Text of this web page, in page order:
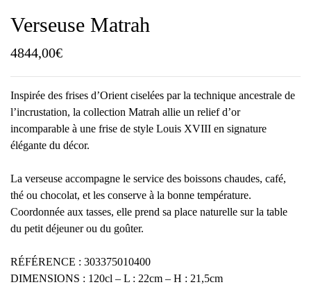
Verseuse Matrah
4844,00€
Inspirée des frises d’Orient ciselées par la technique ancestrale de
l’incrustation, la collection Matrah allie un relief d’or
incomparable à une frise de style Louis XVIII en signature
élégante du décor.
La verseuse accompagne le service des boissons chaudes, café,
thé ou chocolat, et les conserve à la bonne température.
Coordonnée aux tasses, elle prend sa place naturelle sur la table
du petit déjeuner ou du goûter.
RÉFÉRENCE : 303375010400
DIMENSIONS : 120cl – L : 22cm – H : 21,5cm